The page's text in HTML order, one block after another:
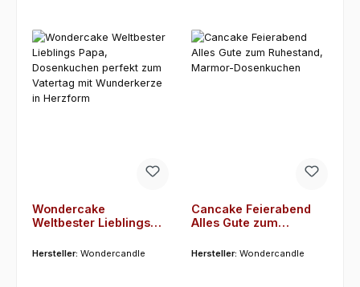
Wondercake
Weltbester Lieblings
perfekt zum Vatertag
Hersteller: Wondercandle
Cancake Feierabend
Alles Gute zum
Dosenkuchen
Hersteller: Wondercandle